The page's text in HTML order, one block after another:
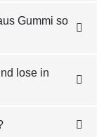
Gummi so
lose in